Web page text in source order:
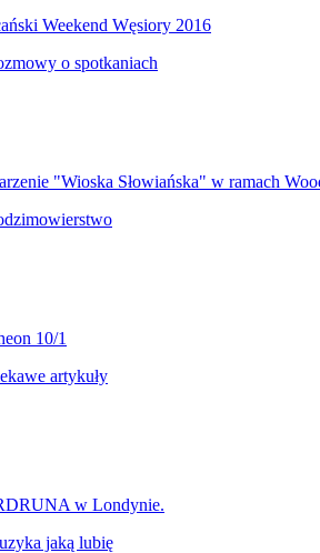
Weekend Węsiory 2016
o spotkaniach
"Wioska Słowiańska" w ramach
10/1
artykuły
w Londynie.
jaką lubię